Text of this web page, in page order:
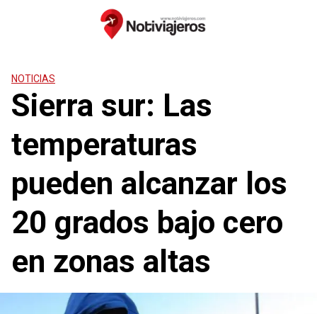
NOTICIAS
Sierra sur: Las
temperaturas
pueden alcanzar los
20 grados bajo cero
en zonas altas